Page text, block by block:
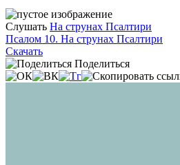
Слушать На струнах Псалтири
Псалом 10. На струнах Псалтири
Скачать
Поделиться